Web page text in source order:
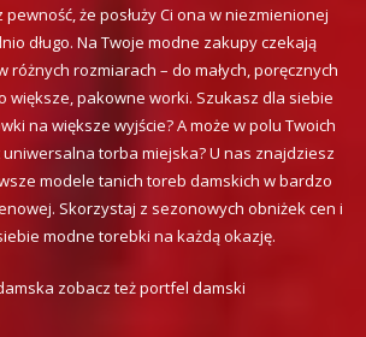
że posłuży Ci ona w niezmienionej
długo. Na Twoje modne zakupy czekają
rozmiarach – do małych, poręcznych
większe, pakowne worki. Szukasz dla siebie
na większe wyjście? A może w polu Twoich
torba miejska? U nas znajdziesz
modele tanich toreb damskich w bardzo
Skorzystaj z sezonowych obniżek cen i
modne torebki na każdą okazję.
zobacz też portfel damski